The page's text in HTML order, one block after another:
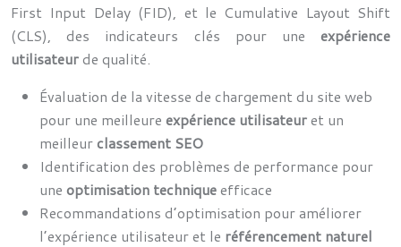
First Input Delay (FID), et le Cumulative Layout Shift
(CLS), des indicateurs clés pour une expérience
utilisateur de qualité.
Évaluation de la vitesse de chargement du site web
pour une meilleure expérience utilisateuret un
meilleur classement SEO
Identification des problèmes de performance pour
une optimisation techniqueefficace
Recommandations d’optimisation pour améliorer
l’expérience utilisateur et le référencement naturel